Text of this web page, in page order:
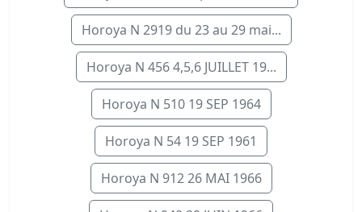
Horoya N 2919 du 23 au 29 mai...
Horoya N 456 4,5,6 JUILLET 19...
Horoya N 510 19 SEP 1964
Horoya N 54 19 SEP 1961
Horoya N 912 26 MAI 1966